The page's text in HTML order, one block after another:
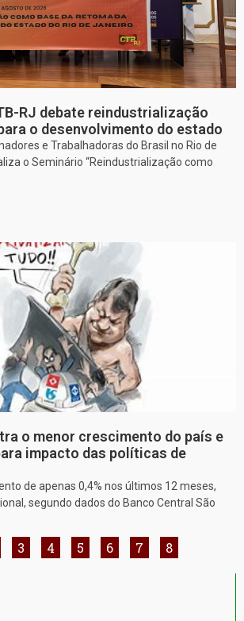
RJ debate reindustrialização
o desenvolvimento do estado
e Trabalhadoras do Brasil no Rio de
o Seminário “Reindustrialização como
o menor crescimento do país e
impacto das políticas de
de apenas 0,4% nos últimos 12 meses,
segundo dados do Banco Central São
3 4 5 6 7 8